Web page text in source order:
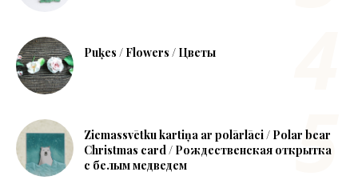
Puķes / Flowers / Цветы
Ziemassvētku kartiņa ar polārlāci / Polar bear
Christmas card / Рождественская открытка
с белым медведем